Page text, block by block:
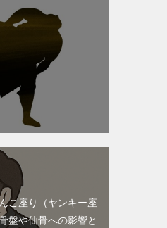
こ座り（ヤンキー座
盤や仙骨への影響と